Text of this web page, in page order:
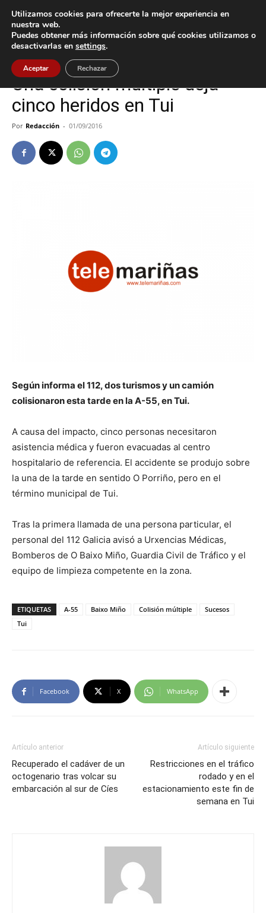
Inicio Sucesos
Sucesos Tui
Una colisión múltiple deja
cinco heridos en Tui
Por Redacción - 01/09/2016
Según informa el 112, dos turismos y un camión
colisionaron esta tarde en la A-55, en Tui.
A causa del impacto, cinco personas necesitaron
asistencia médica y fueron evacuadas al centro
hospitalario de referencia. El accidente se produjo sobre
la una de la tarde en sentido O Porriño, pero en el
término municipal de Tui.
Tras la primera llamada de una persona particular, el
personal del 112 Galicia avisó a Urxencias Médicas,
Bomberos de O Baixo Miño, Guardia Civil de Tráfico y el
equipo de limpieza competente en la zona.
ETIQUETAS A-55 Baixo Miño Colisión múltiple
Sucesos
Tui
Facebook X WhatsApp
Artículo anterior
Recuperado el cadáver de un
octogenario tras volcar su
embarcación al sur de Cíes
Artículo siguiente
Restricciones en el tráfico
rodado y en el
estacionamiento este fin de
semana en Tui
Utilizamos cookies para ofrecerte la mejor experiencia en
nuestra web.
Puedes obtener más información sobre qué cookies utilizamos o
desactivarlas en settings.
Aceptar Rechazar